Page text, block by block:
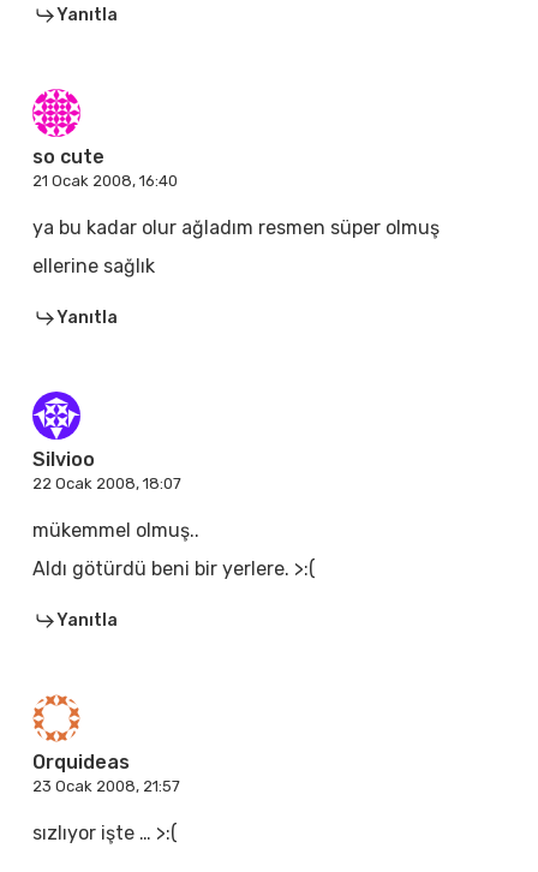
Yanıtla
so cute
21 Ocak 2008, 16:40
ya bu kadar olur ağladım resmen süper olmuş
ellerine sağlık
Yanıtla
Silvioo
22 Ocak 2008, 18:07
mükemmel olmuş..
Aldı götürdü beni bir yerlere. >:(
Yanıtla
Orquideas
23 Ocak 2008, 21:57
sızlıyor işte … >:(